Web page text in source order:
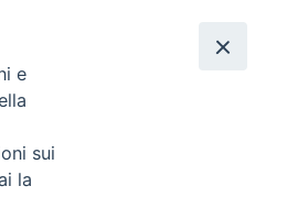
Venosa
e
sui
la